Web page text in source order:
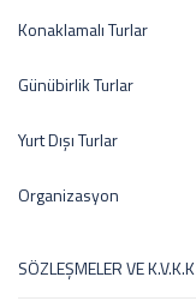
Konaklamalı Turlar
Günübirlik Turlar
Yurt Dışı Turlar
Organizasyon
SÖZLEŞMELER VE K.V.K.K